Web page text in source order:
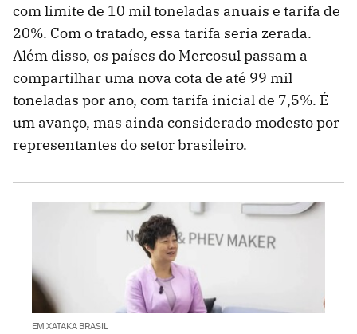
com limite de 10 mil toneladas anuais e tarifa de
20%. Com o tratado, essa tarifa seria zerada.
Além disso, os países do Mercosul passam a
compartilhar uma nova cota de até 99 mil
toneladas por ano, com tarifa inicial de 7,5%. É
um avanço, mas ainda considerado modesto por
representantes do setor brasileiro.
EM XATAKA BRASIL